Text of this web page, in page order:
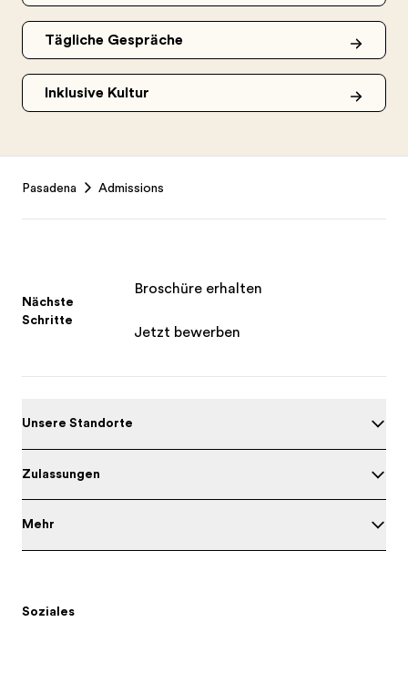
Tägliche Gespräche
Inklusive Kultur
Pasadena Admissions
Nächste
Schritte
Broschüre erhalten
Jetzt bewerben
Unsere Standorte
Zulassungen
Mehr
Soziales